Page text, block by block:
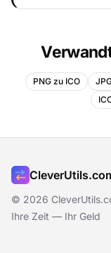
PNG zu ICO
© 2026
Ihre Zeit — Ihr Geld